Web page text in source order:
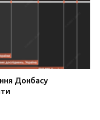
Донбасу